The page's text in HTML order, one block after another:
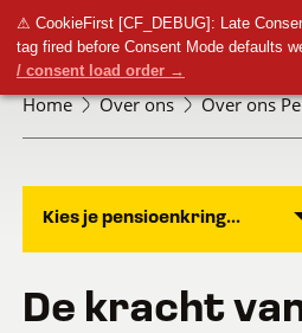
⚠ CookieFirst [CF_DEBUG]: Late
tag fired before Consent Mode defaults
/ consent load order →
Home Over ons Over ons
Kies je pensioenkring...
De kracht